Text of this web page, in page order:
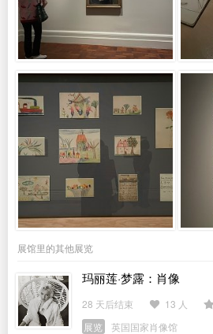
展馆里的其他展览
玛丽莲·梦露：肖像
28 天后结束 13 人
展览
英国国家肖像馆